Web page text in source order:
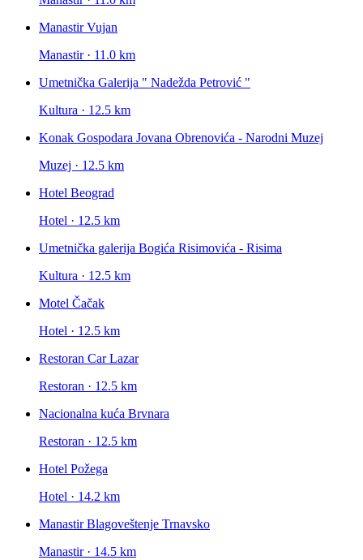
Manastir Vujan
Manastir · 11.0 km
Umetnička Galerija " Nadežda Petrović "
Kultura · 12.5 km
Konak Gospodara Jovana Obrenovića - Narodni Muzej
Muzej · 12.5 km
Hotel Beograd
Hotel · 12.5 km
Umetnička galerija Bogića Risimovića - Risima
Kultura · 12.5 km
Motel Čačak
Hotel · 12.5 km
Restoran Car Lazar
Restoran · 12.5 km
Nacionalna kuća Brvnara
Restoran · 12.5 km
Hotel Požega
Hotel · 14.2 km
Manastir Blagoveštenje Trnavsko
Manastir · 14.5 km